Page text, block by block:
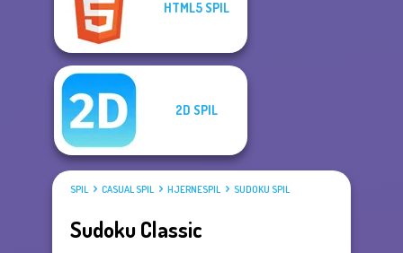
HTML5 SPIL
2D SPIL
SPIL CASUAL SPIL HJERNESPIL SUDOKU SPIL
Sudoku Classic